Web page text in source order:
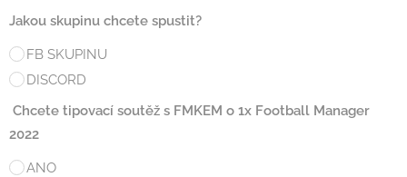
Jakou skupinu chcete spustit?
FB SKUPINU
DISCORD
Chcete tipovací soutěž s FMKEM o 1x Football Manager
2022
ANO